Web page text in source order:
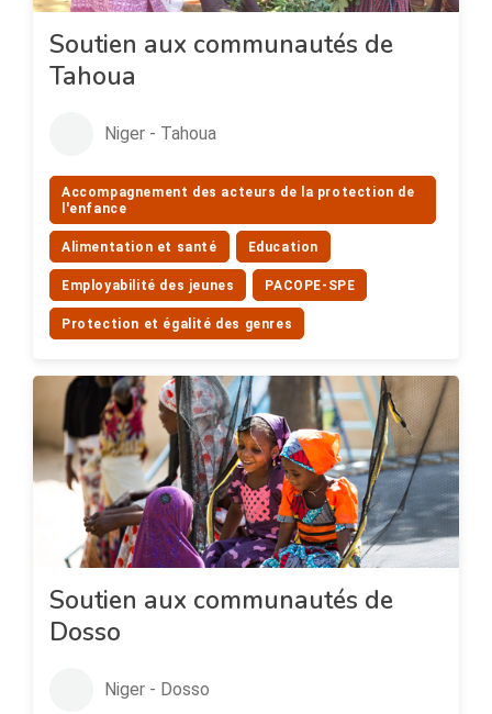
Soutien aux communautés de
Tahoua
Niger - Tahoua
Accompagnement des acteurs de la protection de
l'enfance
Alimentation et santé Education
Employabilité des jeunes PACOPE-SPE
Protection et égalité des genres
Soutien aux communautés de
Dosso
Niger - Dosso